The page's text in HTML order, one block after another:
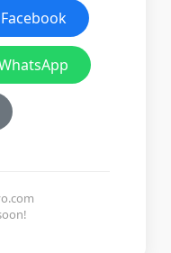
Facebook